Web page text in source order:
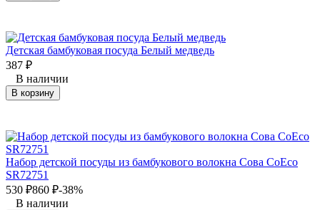
​Детская бамбуковая посуда Белый медведь
387 ₽
В наличии
В корзину
Набор детской посуды из бамбукового волокна Сова CoEco
SR72751
530 ₽860 ₽-38%
В наличии